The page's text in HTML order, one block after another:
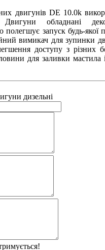
двигунів DE 10.0k
обладнані
полегшує запуск будь-якої
вимикач для зупинки
доступу з різних
для заливки мастила
дизельні